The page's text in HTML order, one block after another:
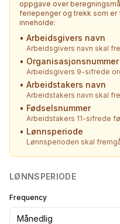
oppgave over
feriepenger og trekk som er
inneholde:
• Arbeidsgivers navn
Arbeidsgivers navn skal
• Organisasjonsnummer
Arbeidsgivers 9-sifrede
• Arbeidstakers navn
Arbeidstakers navn skal
• Fødselsnummer
Arbeidstakers 11-sifrede
• Lønnsperiode
Lønnsperioden skal
LØNNSPERIODE
Frequency
Månedlig